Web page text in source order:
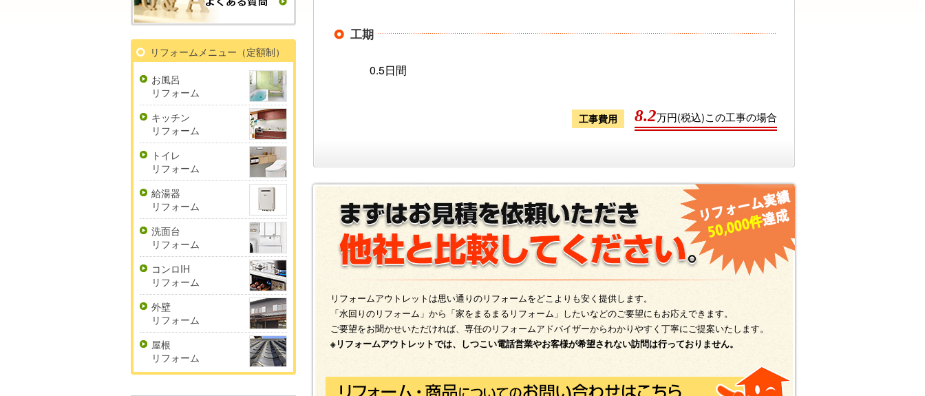
工期
0.5日間
工事費用 8.2万円(税込)この工事の場合
リフォームアウトレットは思い通りのリフォームをどこよりも安く提供します。
「水回りのリフォーム」から「家をまるまるリフォーム」したいなどのご要望にもお応えできます。
ご要望をお聞かせいただければ、専任のリフォームアドバイザーからわかりやすく丁寧にご提案いたします。
※リフォームアウトレットでは、しつこい電話営業やお客様が希望されない訪問は行っておりません。
リフォームメニュー（定額制）
お風呂
リフォーム
キッチン
リフォーム
トイレ
リフォーム
給湯器
リフォーム
洗面台
リフォーム
コンロIH
リフォーム
外壁
リフォーム
屋根
リフォーム